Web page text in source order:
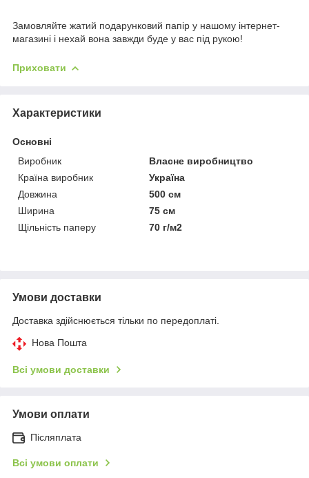
Замовляйте жатий подарунковий папір у нашому інтернет-
магазині і нехай вона завжди буде у вас під рукою!
Приховати
Характеристики
Основні
Виробник
Власне виробництво
Країна виробник
Україна
Довжина
500 см
Ширина
75 см
Щільність паперу
70 г/м2
Умови доставки
Доставка здійснюється тільки по передоплаті.
Нова Пошта
Всі умови доставки
Умови оплати
Післяплата
Всі умови оплати